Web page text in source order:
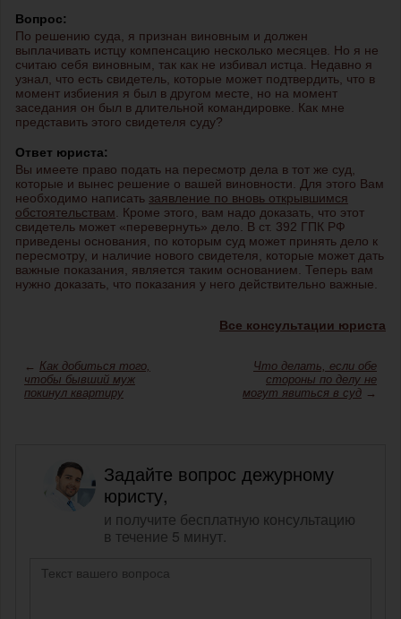
Вопрос:
По решению суда, я признан виновным и должен
выплачивать истцу компенсацию несколько месяцев. Но я не
считаю себя виновным, так как не избивал истца. Недавно я
узнал, что есть свидетель, которые может подтвердить, что в
момент избиения я был в другом месте, но на момент
заседания он был в длительной командировке. Как мне
представить этого свидетеля суду?
Ответ юриста:
Вы имеете право подать на пересмотр дела в тот же суд,
которые и вынес решение о вашей виновности. Для этого Вам
необходимо написать заявление по вновь открывшимся
обстоятельствам. Кроме этого, вам надо доказать, что этот
свидетель может «перевернуть» дело. В ст. 392 ГПК РФ
приведены основания, по которым суд может принять дело к
пересмотру, и наличие нового свидетеля, которые может дать
важные показания, является таким основанием. Теперь вам
нужно доказать, что показания у него действительно важные.
Все консультации юриста
← Как добиться того,
чтобы бывший муж
покинул квартиру
Что делать, если обе
стороны по делу не
могут явиться в суд →
Задайте вопрос дежурному
юристу,
и получите бесплатную консультацию
в течение 5 минут.